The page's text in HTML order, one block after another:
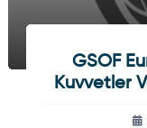
GSOF
Kuvvetler